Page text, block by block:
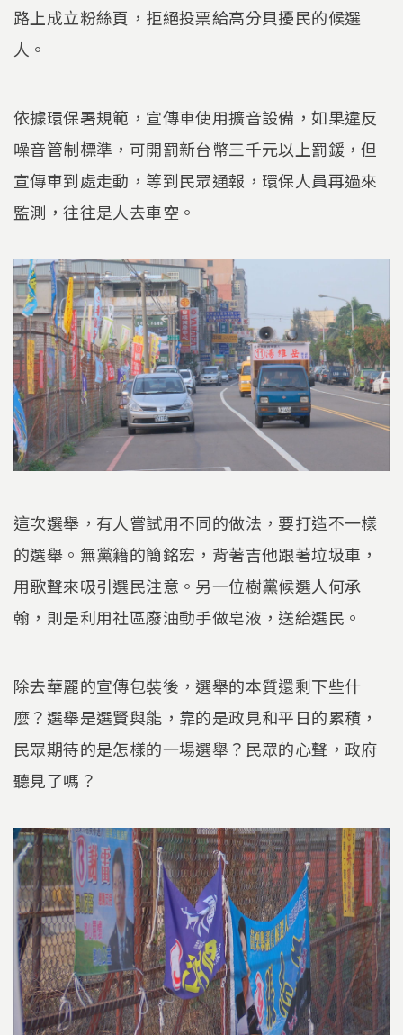
路上成立粉絲頁，拒絕投票給高分貝擾民的候選
人。
依據環保署規範，宣傳車使用擴音設備，如果違反
噪音管制標準，可開罰新台幣三千元以上罰鍰，但
宣傳車到處走動，等到民眾通報，環保人員再過來
監測，往往是人去車空。
這次選舉，有人嘗試用不同的做法，要打造不一樣
的選舉。無黨籍的簡銘宏，背著吉他跟著垃圾車，
用歌聲來吸引選民注意。另一位樹黨候選人何承
翰，則是利用社區廢油動手做皂液，送給選民。
除去華麗的宣傳包裝後，選舉的本質還剩下些什
麼？選舉是選賢與能，靠的是政見和平日的累積，
民眾期待的是怎樣的一場選舉？民眾的心聲，政府
聽見了嗎？